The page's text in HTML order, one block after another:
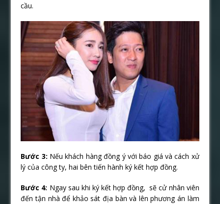
cầu.
Bước 3: Nếu khách hàng đồng ý với báo giá và cách xử
lý của công ty, hai bên tiến hành ký kết hợp đồng.
Bước 4: Ngay sau khi ký kết hợp đồng, sẽ cử nhân viên
đến tận nhà để khảo sát địa bàn và lên phương án làm